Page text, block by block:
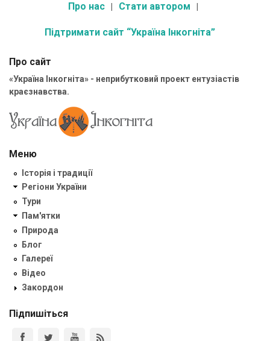
Про нас Стати автором
Підтримати сайт “Україна Інкогніта”
Про сайт
«Україна Інкогніта» - неприбутковий проект ентузіастів
краєзнавства.
Меню
Історія і традиції
Регіони України
Тури
Пам'ятки
Природа
Блог
Галереї
Відео
Закордон
Підпишіться